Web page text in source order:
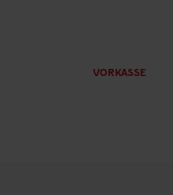
VORKASSE